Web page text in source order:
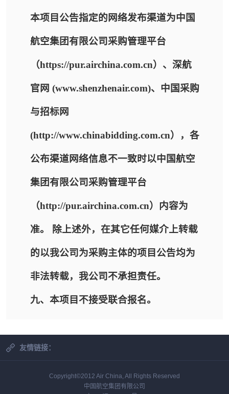
本项目公告指定的网络发布渠道为中国
航空集团有限公司采购管理平台
（https://pur.airchina.com.cn）、深航
官网 (www.shenzhenair.com)、中国采购
与招标网
(http://www.chinabidding.com.cn），各
公布渠道网络信息不一致时以中国航空
集团有限公司采购管理平台
（http://pur.airchina.com.cn）内容为
准。 除上述外，在其它任何媒介上转载
的以我公司为采购主体的项目公告均为
非法转载，我公司不承担责任。
九、本项目不接受联合报名。
友情链接：
Copyright©2012 Air China, All Rights Reserved
中国航空集团有限公司